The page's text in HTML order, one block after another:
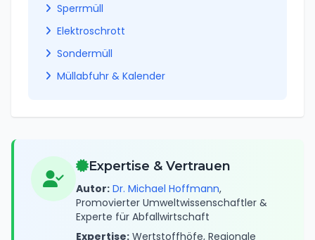
Sperrmüll
Elektroschrott
Sondermüll
Müllabfuhr & Kalender
Expertise & Vertrauen
Autor: Dr. Michael Hoffmann,
Promovierter Umweltwissenschaftler &
Experte für Abfallwirtschaft
Expertise: Wertstoffhöfe, Regionale